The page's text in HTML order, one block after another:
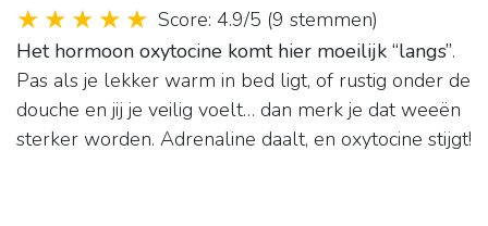
Score: 4.9/5 (9 stemmen)
Het hormoon oxytocine komt hier moeilijk “langs”.
Pas als je lekker warm in bed ligt, of rustig onder de
douche en jij je veilig voelt… dan merk je dat weeën
sterker worden. Adrenaline daalt, en oxytocine stijgt!